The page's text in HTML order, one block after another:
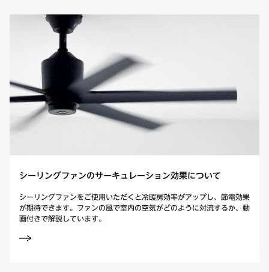
シーリングファンのサーキュレーション効果について
シーリングファンをご使用いただくと冷暖房効率がアップし、節電効果
が期待できます。ファンの風で室内の空気がどのように対流するか、動
画付きで解説しています。